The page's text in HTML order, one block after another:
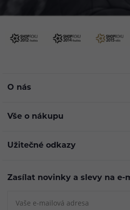
O nás
Vše o nákupu
Užitečné odkazy
Zasílat novinky a slevy na e-